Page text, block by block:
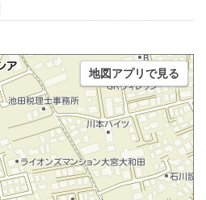
地図アプリで見る